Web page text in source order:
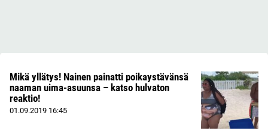
Mikä yllätys! Nainen painatti poikaystävänsä
naaman uima-asuunsa – katso hulvaton
reaktio!
01.09.2019 16:45